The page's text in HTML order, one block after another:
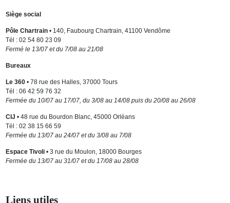
Siège social
Pôle Chartrain• 140, Faubourg Chartrain, 41100 Vendôme
Tél : 02 54 80 23 09
Fermé le 13/07 et du 7/08 au 21/08
Bureaux
Le 360• 78 rue des Halles, 37000 Tours
Tél : 06 42 59 76 32
Fermée du 10/07 au 17/07, du 3/08 au 14/08 puis du 20/08 au 26/08
CIJ • 48 rue du Bourdon Blanc, 45000 Orléans
Tél : 02 38 15 66 59
Fermée du 13/07 au 24/07 et du 3/08 au 7/08
Espace Tivoli• 3 rue du Moulon, 18000 Bourges
Fermée du 13/07 au 31/07 et du 17/08 au 28/08
Liens utiles